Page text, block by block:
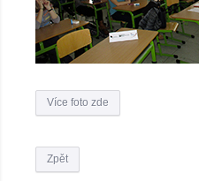
Více foto zde
Zpět